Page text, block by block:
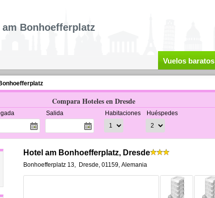
am Bonhoefferplatz
Vuelos baratos
Compara Hoteles en Dresde
Salida Habitaciones Huéspedes
Hotel am Bonhoefferplatz, Dresde
Bonhoefferplatz 13, Dresde, 01159, Alemania